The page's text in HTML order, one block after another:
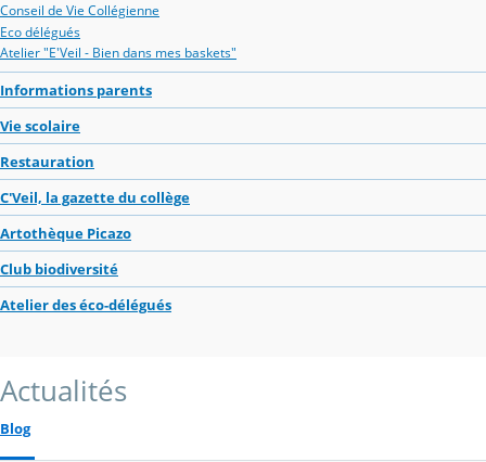
Conseil de Vie Collégienne
Eco délégués
Atelier "E'Veil - Bien dans mes baskets"
Informations parents
Vie scolaire
Restauration
C'Veil, la gazette du collège
Artothèque Picazo
Club biodiversité
Atelier des éco-délégués
Actualités
Blog